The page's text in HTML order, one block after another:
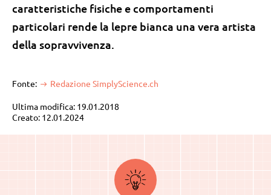
caratteristiche fisiche e comportamenti
particolari rende la lepre bianca una vera artista
della sopravvivenza.
Fonte: Redazione SimplyScience.ch
Ultima modifica: 19.01.2018
Creato: 12.01.2024